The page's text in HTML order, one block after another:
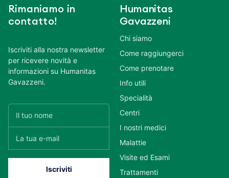
Rimaniamo in
contatto!
Iscriviti alla nostra newsletter
per ricevere novità e
informazioni su Humanitas
Gavazzeni.
Humanitas
Gavazzeni
Chi siamo
Come raggiungerci
Come prenotare
Info utili
Specialità
Centri
I nostri medici
Malattie
Visite ed Esami
Trattamenti